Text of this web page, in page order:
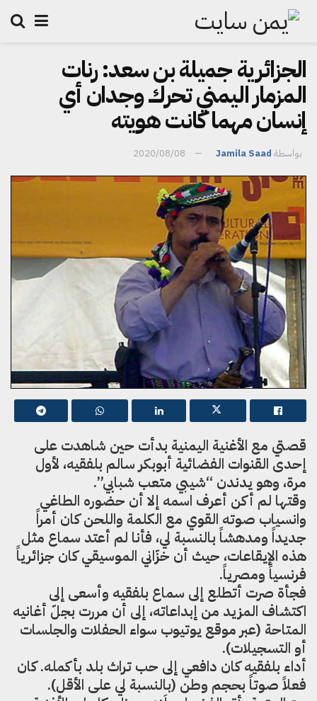
الجزائرية جميلة بن سعد: رنات
المزمار اليمني تحرك وجدان أي
إنسان مهما كانت هويته
بواسطة Jamila Saad
2020/08/08
قصتي مع الأغنية اليمنية بدأت حين شاهدت على
إحدى القنوات الفضائية أبوبكر سالم بلفقيه، لأول
مرة، وهو يدندن “شيبي متعب شبابي”.
وقتها لم أكن أعرف اسمه إلا أن حضوره الطاغي
وانسياب صوته القوي مع الكلمة واللحن كان أمراً
جديداً ومدهشاً بالنسبة لي، فأنا لم أعتد سماع مثل
هذه الإيقاعات، حيث أن خزّاني الموسيقي كان جزائرياً
فرنسياً ومصرياً.
فجأة صرت أتطلع إلى سماع بلفقيه وأسعى إلى
اكتشاف المزيد من إبداعاته، إلى أن مررت بجلّ أغانيه
المتاحة (عبر موقع يوتيوب سواء الحفلات والجلسات
أو التسجيلات).
أداء بلفقيه كان دافعي إلى حب تراث بلد بأكمله. كان
فعلاً صوتاً بحجم وطن (بالنسبة لي على الأقل).